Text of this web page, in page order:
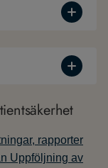
rapporter
Uppföljning av